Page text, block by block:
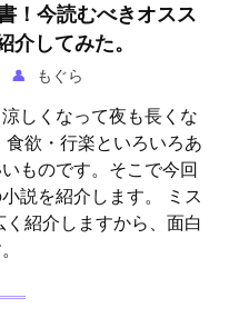
！今読むべきオスス
介してみた。
もぐら
しくなって夜も長くな
欲・行楽といろいろあ
ものです。そこで今回
説を紹介します。 ミス
紹介しますから、面白